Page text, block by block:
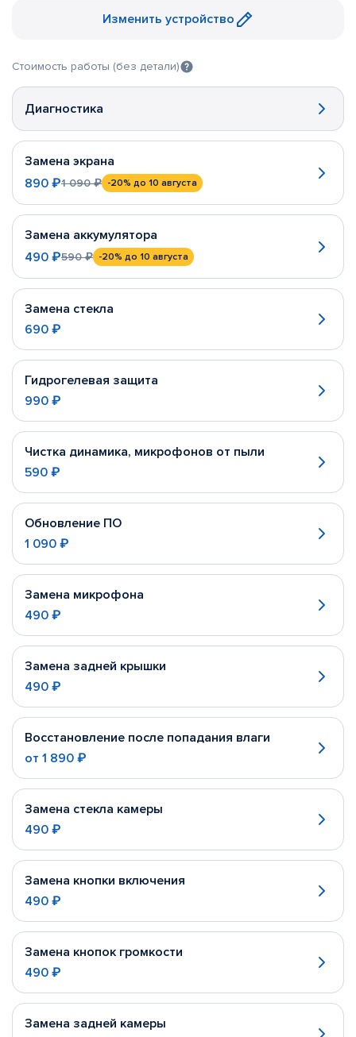
Изменить устройство
Стоимость работы (без детали)
Диагностика
Замена экрана
890 ₽1 090 ₽ -20% до 10 августа
Замена аккумулятора
490 ₽590 ₽ -20% до 10 августа
Замена стекла
690 ₽
Гидрогелевая защита
990 ₽
Чистка динамика, микрофонов от пыли
590 ₽
Обновление ПО
1 090 ₽
Замена микрофона
490 ₽
Замена задней крышки
490 ₽
Восстановление после попадания влаги
от 1 890 ₽
Замена стекла камеры
490 ₽
Замена кнопки включения
490 ₽
Замена кнопок громкости
490 ₽
Замена задней камеры